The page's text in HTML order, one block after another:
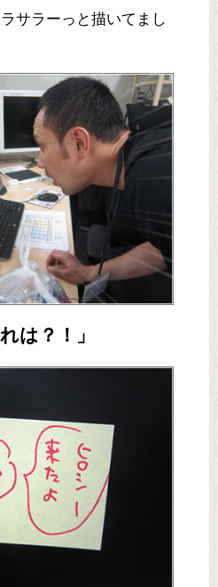
サラーっと描いてまし
は？！」